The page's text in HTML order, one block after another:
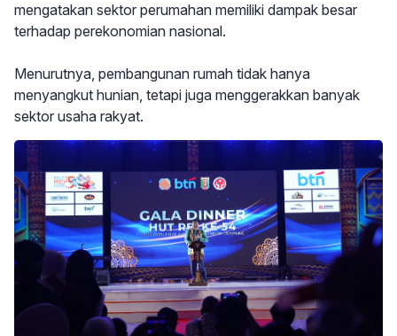
mengatakan sektor perumahan memiliki dampak besar
terhadap perekonomian nasional.
Menurutnya, pembangunan rumah tidak hanya
menyangkut hunian, tetapi juga menggerakkan banyak
sektor usaha rakyat.